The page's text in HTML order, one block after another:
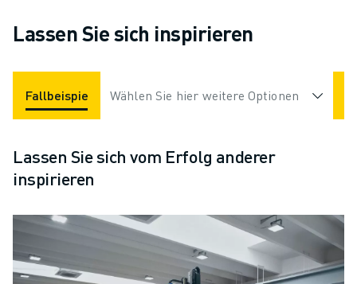
Lassen Sie sich inspirieren
Fallbeispiele Applikationen Branchen
Wählen Sie hier weitere Optionen
Lassen Sie sich vom Erfolg anderer
inspirieren